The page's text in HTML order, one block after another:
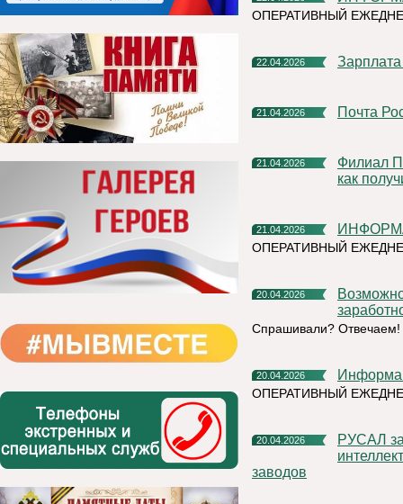
ОПЕРАТИВНЫЙ
22.04.2026
21.04.2026 Почта
21.04.2026
Филиал ППК «Роскадастр» по Республике Коми разъяснил,
как
21.04.2026
ОПЕРАТИВНЫЙ
20.04.2026
Возможно ли отозвать работника из отпуска без сохранения
Спрашивали? Отвечаем!
20.04.2026
ОПЕРАТИВНЫЙ
20.04.2026
РУСАЛ завершает внедрение технологии искусственного
заводов